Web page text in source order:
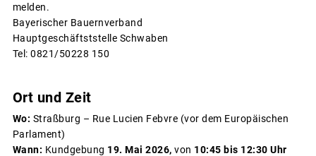
melden.
Bayerischer Bauernverband
Hauptgeschäftststelle Schwaben
Tel: 0821/50228 150
Ort und Zeit
Wo: Straßburg – Rue Lucien Febvre (vor dem Europäischen
Parlament)
Wann: Kundgebung 19. Mai 2026, von 10:45 bis 12:30 Uhr